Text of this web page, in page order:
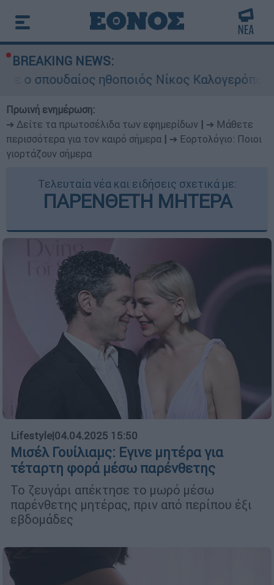
BREAKING NEWS:
ηθοποιός Νίκος Καλογερόπουλος
Πρωινή ενημέρωση:
➔ Δείτε τα πρωτοσέλιδα των εφημερίδων
➔ Μάθετε
περισσότερα για τον καιρό σήμερα
➔ Εορτολόγιο: Ποιοι
γιορτάζουν σήμερα
Τελευταία νέα και ειδήσεις σχετικά με:
ΠΑΡΕΝΘΕΤΗ ΜΗΤΕΡΑ
Lifestyle|04.04.2025 15:50
Μισέλ Γουίλιαμς: Εγινε μητέρα για
τέταρτη φορά μέσω παρένθετης
Το ζευγάρι απέκτησε το μωρό μέσω
παρένθετης μητέρας, πριν από περίπου έξι
εβδομάδες